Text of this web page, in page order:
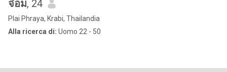
จ๋อม, 24
Plai Phraya, Krabi, Thailandia
Alla ricerca di: Uomo 22 - 50